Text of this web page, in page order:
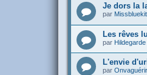
Je dors la
par
Les rêves
par Hildegarde
L'envie
par Onvaguérir